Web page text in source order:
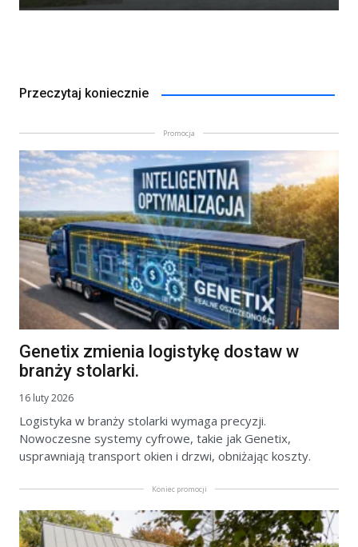
Przeczytaj koniecznie
Promocja
Genetix zmienia logistykę dostaw w
branży stolarki.
16 luty 2026
Logistyka w branży stolarki wymaga precyzji.
Nowoczesne systemy cyfrowe, takie jak Genetix,
usprawniają transport okien i drzwi, obniżając koszty.
Koniec promocji